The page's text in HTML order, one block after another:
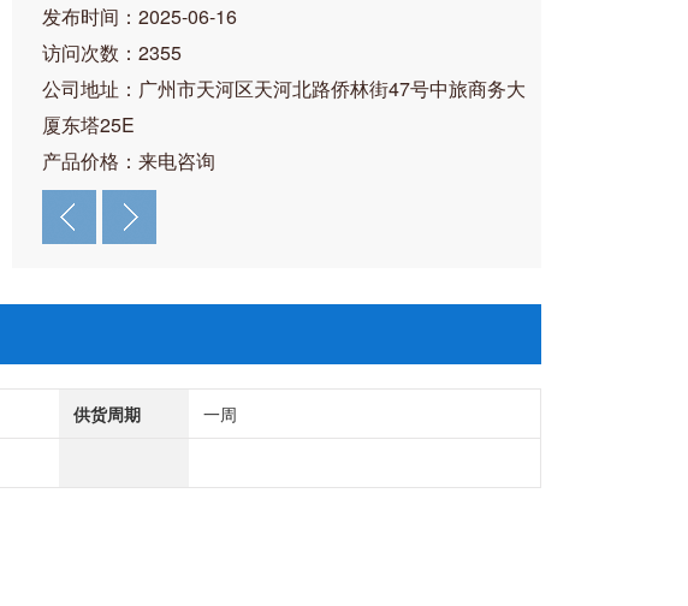
发布时间：2025-06-16
访问次数：2355
公司地址：广州市天河区天河北路侨林街47号中旅商务大
厦东塔25E
产品价格：来电咨询
供货周期 一周